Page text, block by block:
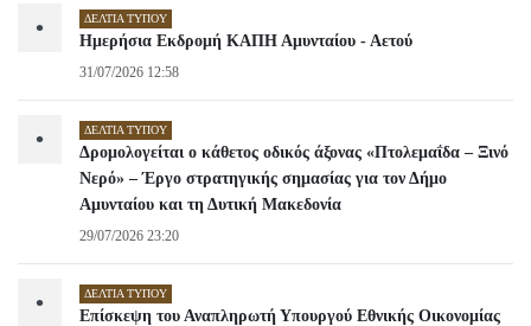
• ΔΕΛΤΊΑ ΤΎΠΟΥ
Ημερήσια Εκδρομή ΚΑΠΗ Αμυνταίου - Αετού
31/07/2026 12:58
• ΔΕΛΤΊΑ ΤΎΠΟΥ
Δρομολογείται ο κάθετος οδικός άξονας «Πτολεμαΐδα – Ξινό
Νερό» – Έργο στρατηγικής σημασίας για τον Δήμο
Αμυνταίου και τη Δυτική Μακεδονία
29/07/2026 23:20
• ΔΕΛΤΊΑ ΤΎΠΟΥ
Επίσκεψη του Αναπληρωτή Υπουργού Εθνικής Οικονομίας